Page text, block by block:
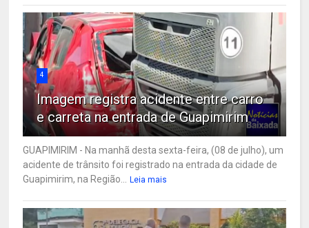
4
Imagem registra acidente entre carro
e carreta na entrada de Guapimirim
GUAPIMIRIM - Na manhã desta sexta-feira, (08 de julho), um
acidente de trânsito foi registrado na entrada da cidade de
Guapimirim, na Região...
Leia mais